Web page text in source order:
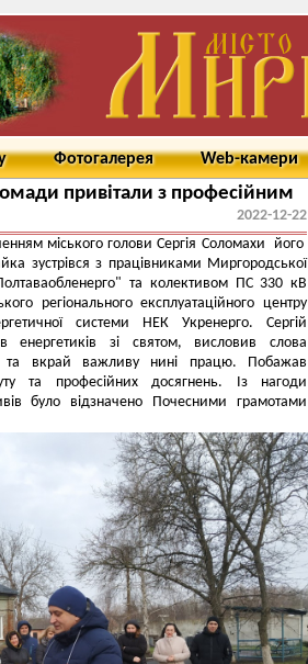
Фотогалерея Web-камери
привітали з професійним
2022-12-22
міського голови Сергія Соломахи його
зустрівся з працівниками Миргородської
та колективом ПС 330 кВ
регіонального експлуатаційного центру
системи НЕК Укренерго. Сергій
енергетиків зі святом, висловив слова
та вкрай важливу нині працю. Побажав
та професійних досягнень. Із нагоди
було відзначено Почесними грамотами